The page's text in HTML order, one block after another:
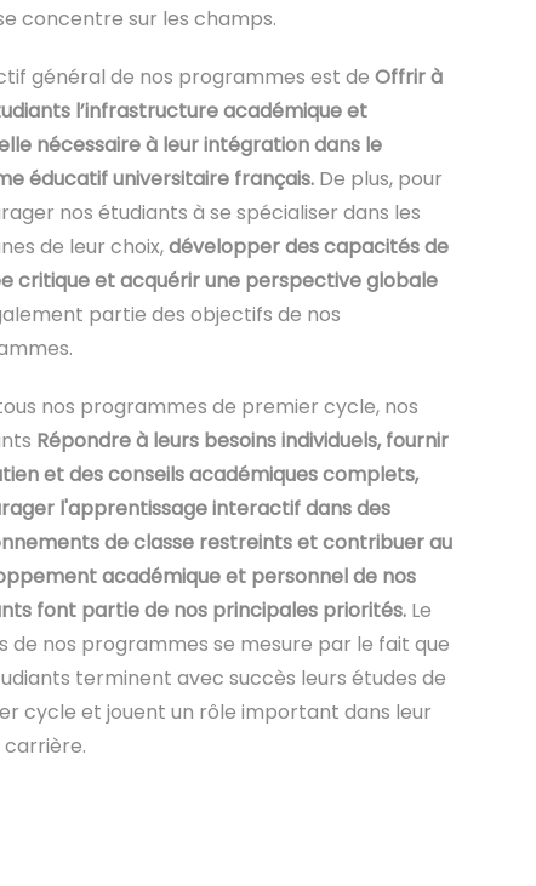
concentre sur les champs.
général de nos programmes est de Offrir à
l’infrastructure académique et
nécessaire à leur intégration dans le
éducatif universitaire français. De plus, pour
nos étudiants à se spécialiser dans les
de leur choix,développer des capacités de
critique et acquérir une perspective globale
partie des objectifs de nos
nos programmes de premier cycle, nos
Répondre à leurs besoins individuels, fournir
et des conseils académiques complets,
l'apprentissage interactif dans des
de classe restreints et contribuer au
académique et personnel de nos
font partie de nos principales priorités. Le
de nos programmes se mesure par le fait que
terminent avec succès leurs études de
cycle et jouent un rôle important dans leur